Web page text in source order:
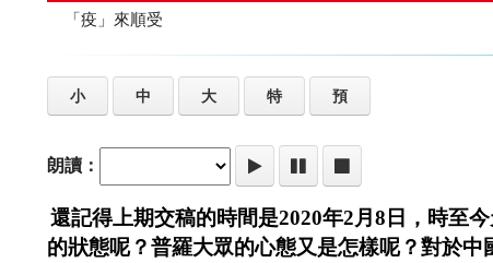
「疫」來順受
小 中 大 特 預
朗讀：
還記得上期交稿的時間是2020年2月8日，時至
的狀態呢？普羅大眾的心態又是怎樣呢？對於